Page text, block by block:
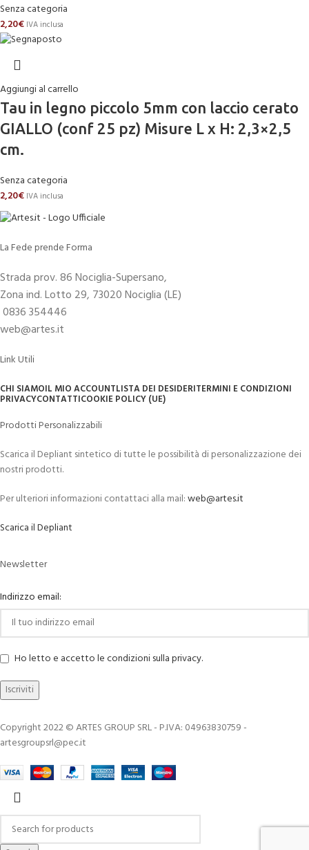
Senza categoria
2,20€ IVA inclusa
Aggiungi al carrello
Tau in legno piccolo 5mm con laccio cerato
GIALLO (conf 25 pz) Misure L x H: 2,3×2,5
cm.
Senza categoria
2,20€ IVA inclusa
La Fede prende Forma
Strada prov. 86 Nociglia-Supersano,
Zona ind. Lotto 29, 73020 Nociglia (LE)
0836 354446
web@artes.it
Link Utili
CHI SIAMOIL MIO ACCOUNTLISTA DEI DESIDERITERMINI E CONDIZIONI
PRIVACYCONTATTICOOKIE POLICY (UE)
Prodotti Personalizzabili
Scarica il Depliant sintetico di tutte le possibilità di personalizzazione dei
nostri prodotti.
Per ulteriori informazioni contattaci alla mail:web@artes.it
Scarica il Depliant
Newsletter
Indirizzo email:
Ho letto e accetto le condizioni sulla privacy.
Copyright 2022 © ARTES GROUP SRL - P.IVA: 04963830759 -
artesgroupsrl@pec.it